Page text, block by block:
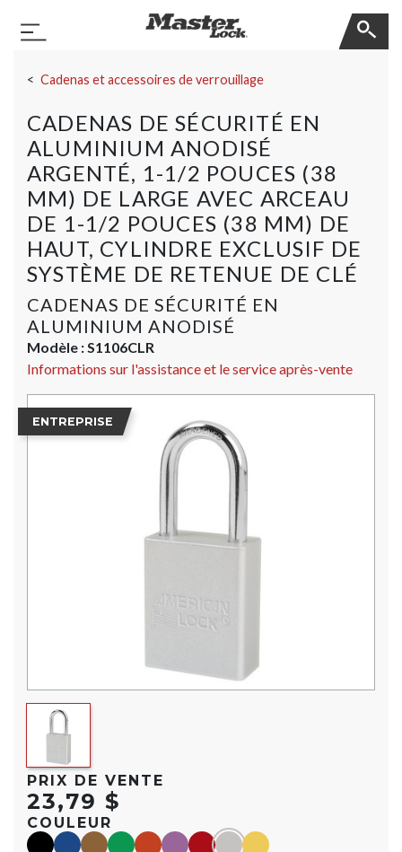
Basculer la navigation
Cadenas et accessoires de verrouillage
CADENAS DE SÉCURITÉ EN
ALUMINIUM ANODISÉ
ARGENTÉ, 1-1/2 POUCES (38
MM) DE LARGE AVEC ARCEAU
DE 1-1/2 POUCES (38 MM) DE
HAUT, CYLINDRE EXCLUSIF DE
SYSTÈME DE RETENUE DE CLÉ
CADENAS DE SÉCURITÉ EN
ALUMINIUM ANODISÉ
Modèle :S1106CLR
Informations sur l'assistance et le service après-vente
ENTREPRISE
PRIX DE VENTE
23,79 $
COULEUR
blackblueMarrongreenorangepurplered Argentyellow